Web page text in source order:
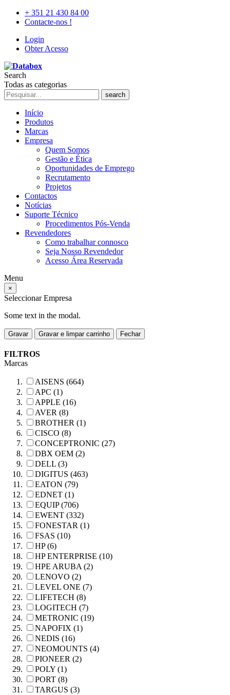
+ 351 21 430 84 00
Contacte-nos !
Login
Obter Acesso
Search
Todas as categorias
search
Início
Produtos
Marcas
Empresa
Quem Somos
Gestão e Ética
Oportunidades de Emprego
Recrutamento
Projetos
Contactos
Notícias
Suporte Técnico
Procedimentos Pós-Venda
Revendedores
Como trabalhar connosco
Seja Nosso Revendedor
Acesso Área Reservada
Menu
×
Seleccionar Empresa
Some text in the modal.
Gravar Gravar e limpar carrinho Fechar
FILTROS
Marcas
AISENS (664)
APC (1)
APPLE (16)
AVER (8)
BROTHER (1)
CISCO (8)
CONCEPTRONIC (27)
DBX OEM (2)
DELL (3)
DIGITUS (463)
EATON (79)
EDNET (1)
EQUIP (706)
EWENT (332)
FONESTAR (1)
FSAS (10)
HP (6)
HP ENTERPRISE (10)
HPE ARUBA (2)
LENOVO (2)
LEVEL ONE (7)
LIFETECH (8)
LOGITECH (7)
METRONIC (19)
NAPOFIX (1)
NEDIS (16)
NEOMOUNTS (4)
PIONEER (2)
POLY (1)
PORT (8)
TARGUS (3)